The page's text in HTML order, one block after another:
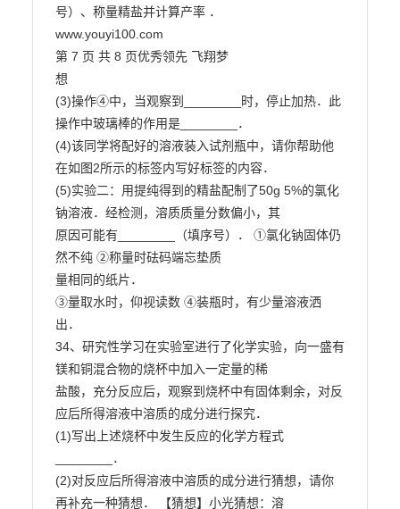
号）、称量精盐并计算产率 ．
www.youyi100.com
第 7 页 共 8 页优秀领先 飞翔梦
想
(3)操作④中，当观察到________时，停止加热．此
操作中玻璃棒的作用是________．
(4)该同学将配好的溶液装入试剂瓶中，请你帮助他
在如图2所示的标签内写好标签的内容．
(5)实验二：用提纯得到的精盐配制了50g 5%的氯化
钠溶液．经检测，溶质质量分数偏小，其
原因可能有________（填序号）． ①氯化钠固体仍
然不纯 ②称量时砝码端忘垫质
量相同的纸片．
③量取水时，仰视读数 ④装瓶时，有少量溶液洒
出．
34、研究性学习在实验室进行了化学实验，向一盛有
镁和铜混合物的烧杯中加入一定量的稀
盐酸，充分反应后，观察到烧杯中有固体剩余，对反
应后所得溶液中溶质的成分进行探究．
(1)写出上述烧杯中发生反应的化学方程式
________．
(2)对反应后所得溶液中溶质的成分进行猜想，请你
再补充一种猜想． 【猜想】小光猜想：溶